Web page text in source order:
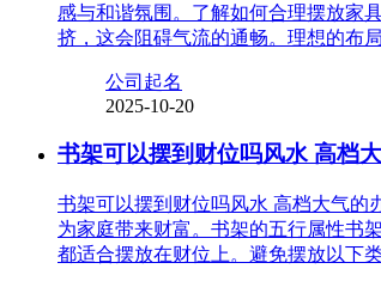
感与和谐氛围。了解如何合理摆放家
挤，这会阻碍气流的通畅。理想的布
公司起名
2025-10-20
书架可以摆到财位吗风水 高档
书架可以摆到财位吗风水 高档大气的
为家庭带来财富。书架的五行属性书
都适合摆放在财位上。避免摆放以下